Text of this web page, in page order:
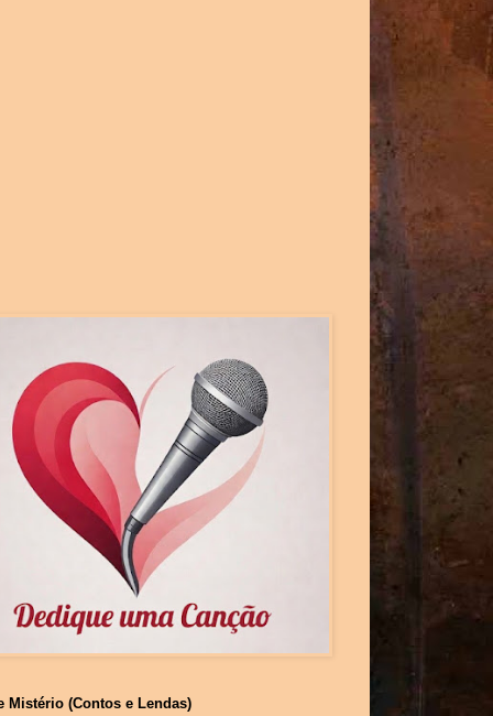
Mistério (Contos e Lendas)